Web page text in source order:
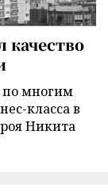
по многим
класса в
Никита